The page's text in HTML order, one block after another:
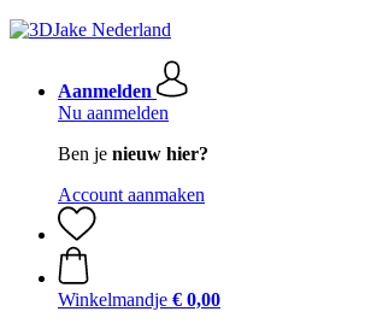
Aanmelden
Nu aanmelden
Ben je nieuw hier?
Account aanmaken
Winkelmandje € 0,00